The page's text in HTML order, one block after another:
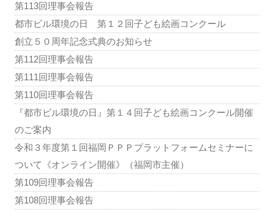
第113回理事会報告
都市ビル環境の日 第１２回子ども絵画コンクール
創立５０周年記念式典のお知らせ
第112回理事会報告
第111回理事会報告
第110回理事会報告
『都市ビル環境の日』第１４回子ども絵画コンクール開催
のご案内
令和３年度第１回福岡ＰＰＰプラットフォームセミナーに
ついて《オンライン開催》（福岡市主催）
第109回理事会報告
第108回理事会報告